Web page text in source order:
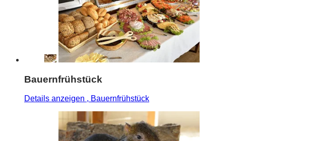
Bauernfrühstück
Details anzeigen , Bauernfrühstück